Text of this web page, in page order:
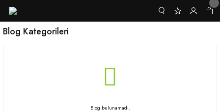
Blog Kategorileri
Blog bulunamadı.